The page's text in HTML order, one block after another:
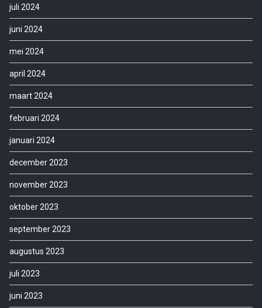
juli 2024
juni 2024
mei 2024
april 2024
maart 2024
februari 2024
januari 2024
december 2023
november 2023
oktober 2023
september 2023
augustus 2023
juli 2023
juni 2023